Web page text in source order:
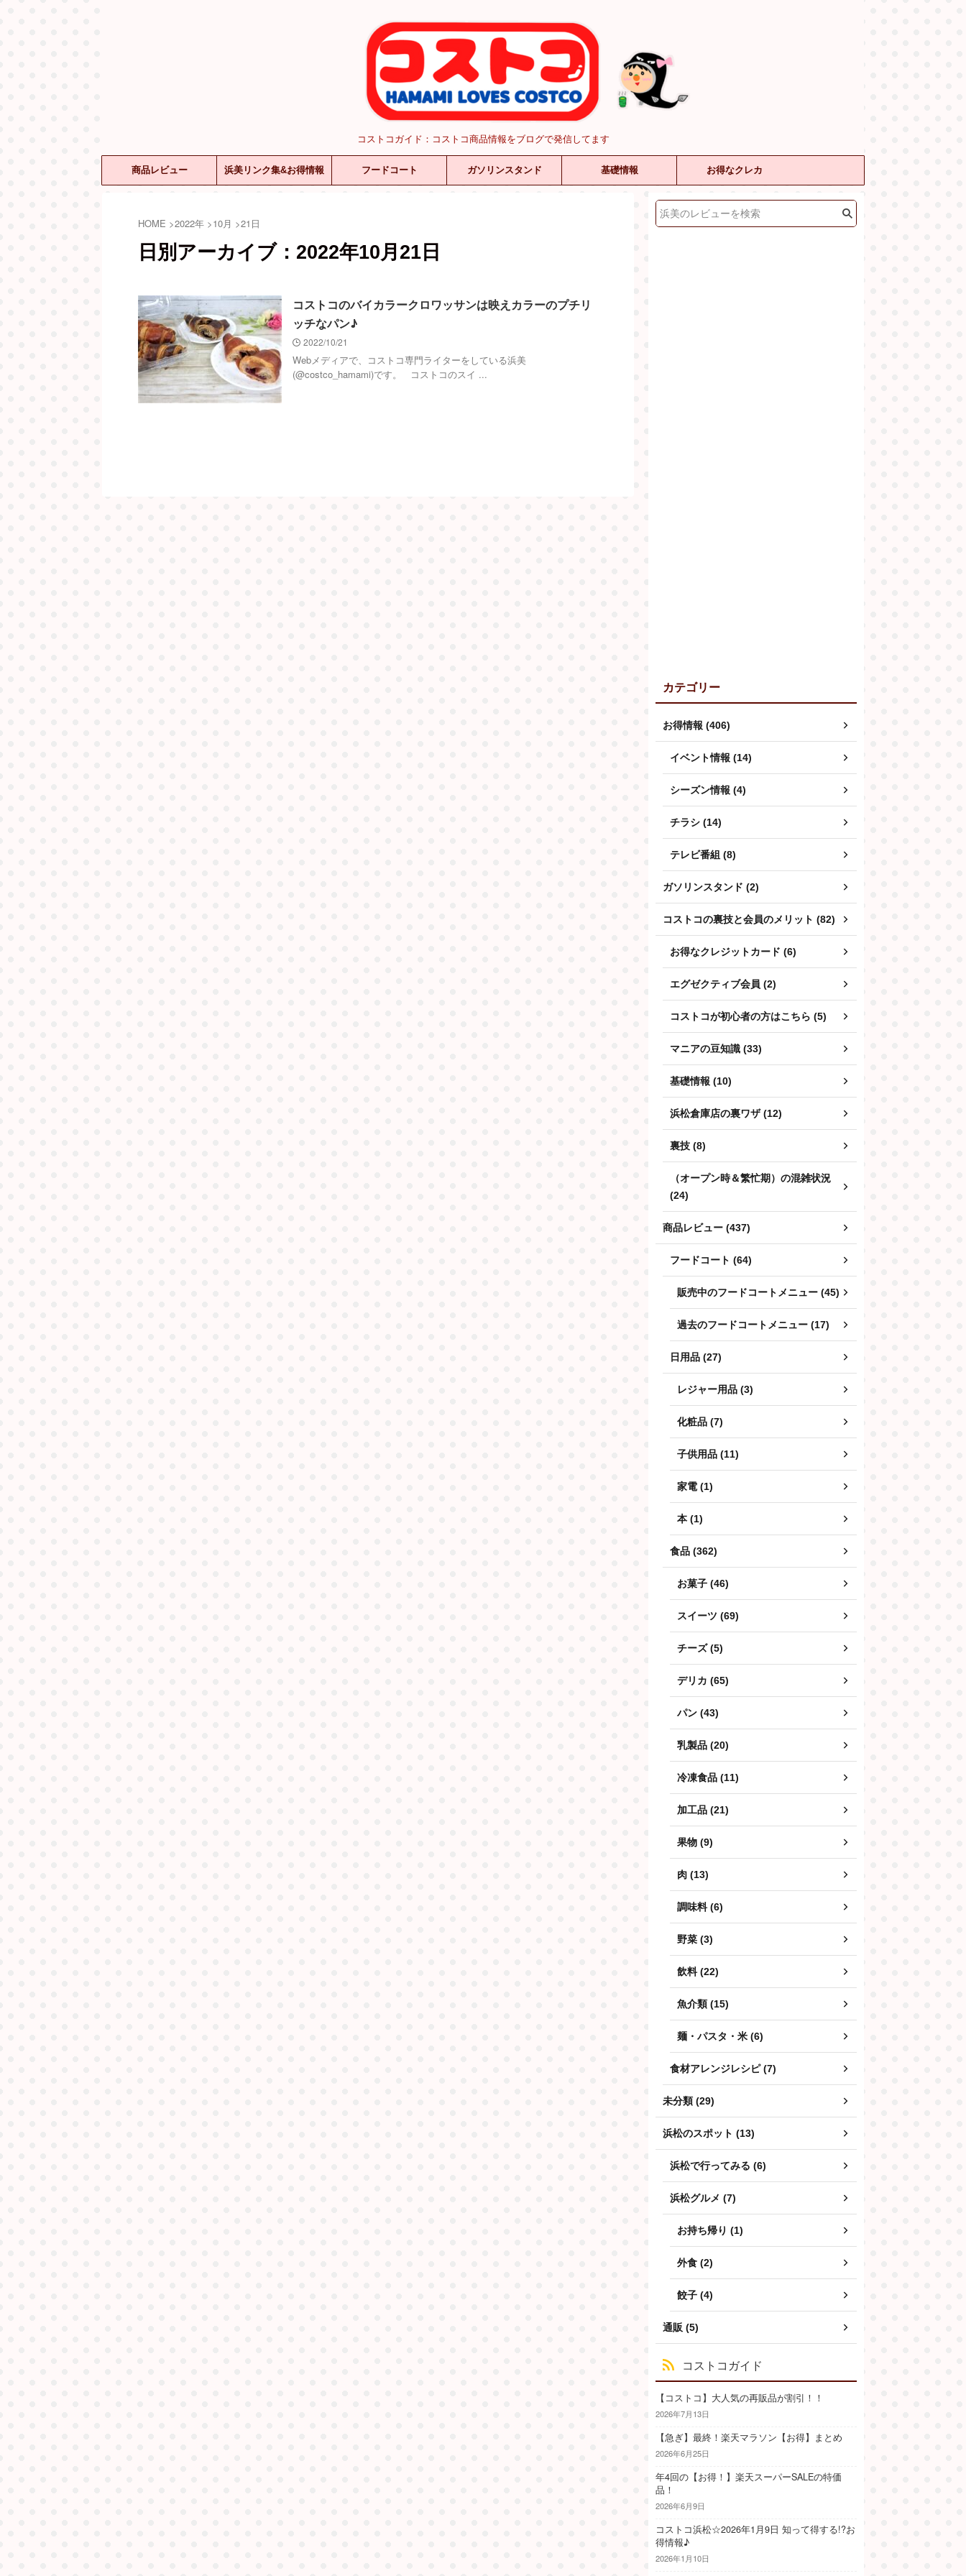
コストコガイド：コストコ商品情報をブログで発信してます
商品レビュー 浜美リンク集&お得情報 フードコート ガソリンスタンド 基礎情報 お得なクレカ
HOME >2022年 >10月 >21日
日別アーカイブ：2022年10月21日
コストコのバイカラークロワッサンは映えカラーのプチリ
ッチなパン♪
2022/10/21
Webメディアで、コストコ専門ライターをしている浜美
(@costco_hamami)です。 コストコのスイ ...
カテゴリー
お得情報 (406)
イベント情報 (14)
シーズン情報 (4)
チラシ (14)
テレビ番組 (8)
ガソリンスタンド (2)
コストコの裏技と会員のメリット (82)
お得なクレジットカード (6)
エグゼクティブ会員 (2)
コストコが初心者の方はこちら (5)
マニアの豆知識 (33)
基礎情報 (10)
浜松倉庫店の裏ワザ (12)
裏技 (8)
（オープン時＆繁忙期）の混雑状況
(24)
商品レビュー (437)
フードコート (64)
販売中のフードコートメニュー (45)
過去のフードコートメニュー (17)
日用品 (27)
レジャー用品 (3)
化粧品 (7)
子供用品 (11)
家電 (1)
本 (1)
食品 (362)
お菓子 (46)
スイーツ (69)
チーズ (5)
デリカ (65)
パン (43)
乳製品 (20)
冷凍食品 (11)
加工品 (21)
果物 (9)
肉 (13)
調味料 (6)
野菜 (3)
飲料 (22)
魚介類 (15)
麺・パスタ・米 (6)
食材アレンジレシピ (7)
未分類 (29)
浜松のスポット (13)
浜松で行ってみる (6)
浜松グルメ (7)
お持ち帰り (1)
外食 (2)
餃子 (4)
通販 (5)
コストコガイド
【コストコ】大人気の再販品が割引！！
2026年7月13日
【急ぎ】最終！楽天マラソン【お得】まとめ
2026年6月25日
年4回の【お得！】楽天スーパーSALEの特価
品！
2026年6月9日
コストコ浜松☆2026年1月9日 知って得する!?お
得情報♪
2026年1月10日